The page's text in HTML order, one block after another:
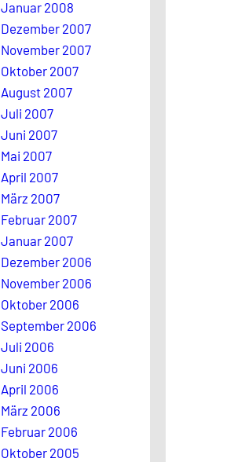
Januar 2008
Dezember 2007
November 2007
Oktober 2007
August 2007
Juli 2007
Juni 2007
Mai 2007
April 2007
März 2007
Februar 2007
Januar 2007
Dezember 2006
November 2006
Oktober 2006
September 2006
Juli 2006
Juni 2006
April 2006
März 2006
Februar 2006
Oktober 2005